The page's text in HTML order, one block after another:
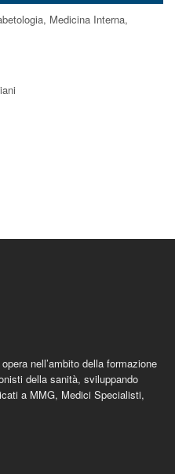
Medicina Interna,
nell’ambito della formazione
della sanità, sviluppando
a MMG, Medici Specialisti,